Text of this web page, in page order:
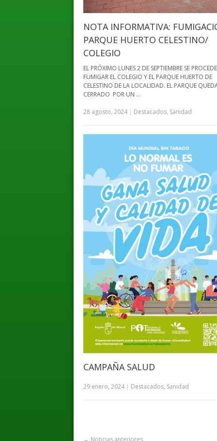
NOTA INFORMATIVA:
PARQUE HUERTO CELESTINO/
COLEGIO
EL PRÓXIMO LUNES 2 DE SEPTIEMBRE SE
FUMIGAR EL COLEGIO Y EL PARQUE HUERTO DE
CELESTINO DE LA LOCALIDAD. EL PARQUE
CERRADO POR UN …
28 agosto, 2024 | Destacados, Sanidad
CAMPAÑA SALUD
29 enero, 2024 | Destacados, Sanidad
← Noticias anteriores